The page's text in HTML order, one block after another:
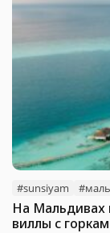
#sunsiyam
На Мальдивах
виллы с